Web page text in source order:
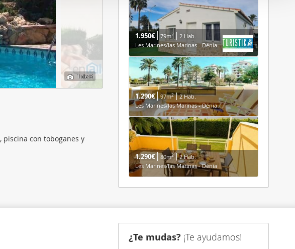
anuncios, ofrecer funciones
sobre el uso que haga del
quienes pueden
recopilado a partir del uso
1 de 6
1.950€ 79m2
2 Hab.
Les Marines/las Marinas - Dénia
1.290€ 97m2
2 Hab.
Les Marines/las Marinas - Dénia
1.290€ 80m2
2 Hab.
Les Marines/las Marinas - Dénia
con toboganes y
¿Te mudas? ¡Te ayudamos!